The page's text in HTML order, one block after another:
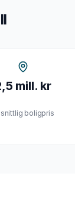
mill. kr
boligpris